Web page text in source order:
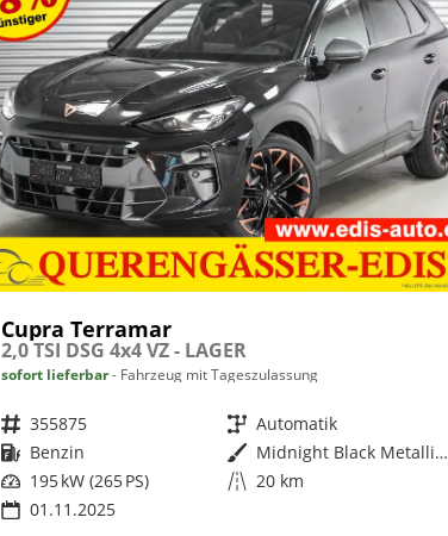
Cupra Terramar
2,0 TSI DSG 4x4 VZ - LAGER
sofort lieferbar Fahrzeug mit Tageszulassung
Fahrzeugnr. 355875 Getriebe Automatik
Kraftstoff Benzin Außenfarbe
Midnight Black Metallic (0E)
Leistung 195 kW (265 PS) Kilometerstand 20 km
01.11.2025